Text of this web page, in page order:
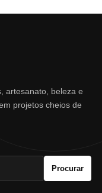
artesanato, beleza e
projetos cheios de
Procurar